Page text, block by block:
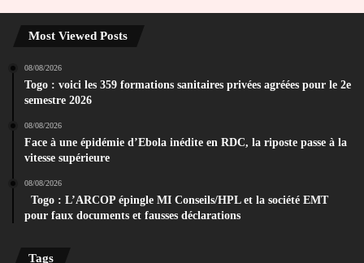
Most Viewed Posts
08/08/2026
Togo : voici les 359 formations sanitaires privées agréées pour le 2e
semestre 2026
08/08/2026
Face à une épidémie d’Ebola inédite en RDC, la riposte passe à la
vitesse supérieure
08/08/2026
Togo : L’ARCOP épingle MI Conseils/HPL et la société EMT
pour faux documents et fausses déclarations
Tags